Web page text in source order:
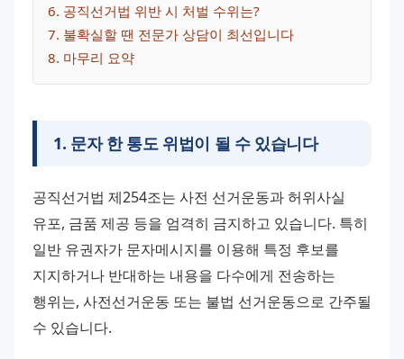
6. 공직선거법 위반 시 처벌 수위는?
7. 불확실할 땐 전문가 상담이 최선입니다
8. 마무리 요약
1. 문자 한 통도 위법이 될 수 있습니다
공직선거법 제254조는 사전 선거운동과 허위사실
유포, 금품 제공 등을 엄격히 금지하고 있습니다. 특히
일반 유권자가 문자메시지를 이용해 특정 후보를
지지하거나 반대하는 내용을 다수에게 전송하는
행위는, 사전선거운동 또는 불법 선거운동으로 간주될
수 있습니다.